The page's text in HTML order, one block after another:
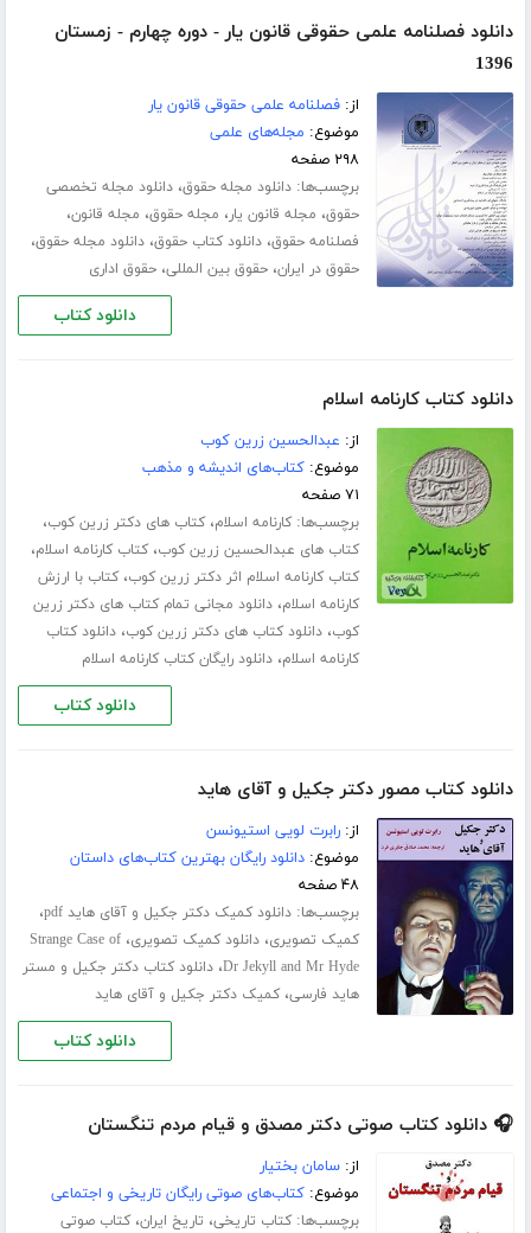
دانلود فصلنامه علمی حقوقی قانون یار - دوره چهارم - زمستان
1396
از:فصلنامه علمی حقوقی قانون یار
موضوع: مجله‌های علمی
۲۹۸ صفحه
برچسب‌ها:دانلود مجله حقوق،دانلود مجله تخصصی
حقوق، مجله قانون یار، مجله حقوق، مجله قانون،
فصلنامه حقوق،دانلود کتاب حقوق،دانلود مجله حقوق،
حقوق در ایران،حقوق بین المللی،حقوق اداری
دانلود کتاب
دانلود کتاب کارنامه اسلام
از: عبدالحسین زرین کوب
موضوع:کتاب‌های اندیشه و مذهب
۷۱ صفحه
برچسب‌ها:کارنامه اسلام،کتاب های دکتر زرین کوب،
کتاب های عبدالحسین زرین کوب،کتاب کارنامه اسلام،
کتاب کارنامه اسلام اثر دکتر زرین کوب،کتاب با ارزش
کارنامه اسلام،دانلود مجانی تمام کتاب های دکتر زرین
کوب،دانلود کتاب های دکتر زرین کوب،دانلود کتاب
کارنامه اسلام،دانلود رایگان کتاب کارنامه اسلام
دانلود کتاب
دانلود کتاب مصور دکتر جکیل و آقای هاید
از:رابرت لویی استیونسن
موضوع:دانلود رایگان بهترین کتاب‌های داستان
۴۸ صفحه
برچسب‌ها:دانلود کمیک دکتر جکیل و آقای هاید pdf ،
کمیک تصویری،دانلود کمیک تصویری،Strange Case of
Dr Jekyll and Mr Hyde،دانلود کتاب دکتر جکیل و مستر
هاید فارسی،کمیک دکتر جکیل و آقای هاید
دانلود کتاب
🎧 دانلود کتاب صوتی دکتر مصدق و قیام مردم تنگستان
از:سامان بختیار
موضوع:کتاب‌های صوتی رایگان تاریخی و اجتماعی
برچسب‌ها:کتاب تاریخی، تاریخ ایران،کتاب صوتی